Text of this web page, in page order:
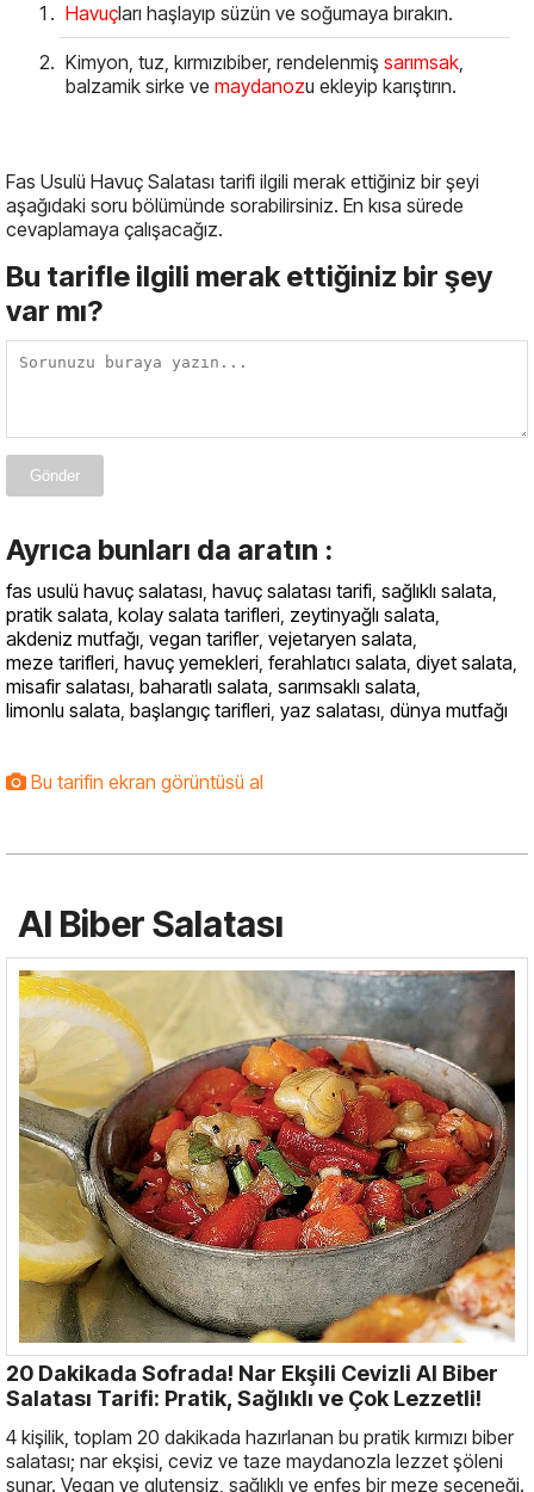
Havuçları haşlayıp süzün ve soğumaya bırakın.
Kimyon, tuz, kırmızıbiber, rendelenmiş sarımsak,
balzamik sirke ve maydanozu ekleyip karıştırın.
Fas Usulü Havuç Salatası tarifi ilgili merak ettiğiniz bir şeyi
aşağıdaki soru bölümünde sorabilirsiniz. En kısa sürede
cevaplamaya çalışacağız.
Bu tarifle ilgili merak ettiğiniz bir şey
var mı?
Gönder
Ayrıca bunları da aratın :
fas usulü havuç salatası, havuç salatası tarifi, sağlıklı salata,
pratik salata, kolay salata tarifleri, zeytinyağlı salata,
akdeniz mutfağı, vegan tarifler, vejetaryen salata,
meze tarifleri, havuç yemekleri, ferahlatıcı salata, diyet salata,
misafir salatası, baharatlı salata, sarımsaklı salata,
limonlu salata, başlangıç tarifleri, yaz salatası, dünya mutfağı
Bu tarifin ekran görüntüsü al
Al Biber Salatası
20 Dakikada Sofrada! Nar Ekşili Cevizli Al Biber
Salatası Tarifi: Pratik, Sağlıklı ve Çok Lezzetli!
4 kişilik, toplam 20 dakikada hazırlanan bu pratik kırmızı biber
salatası; nar ekşisi, ceviz ve taze maydanozla lezzet şöleni
sunar. Vegan ve glutensiz, sağlıklı ve enfes bir meze seçeneği.